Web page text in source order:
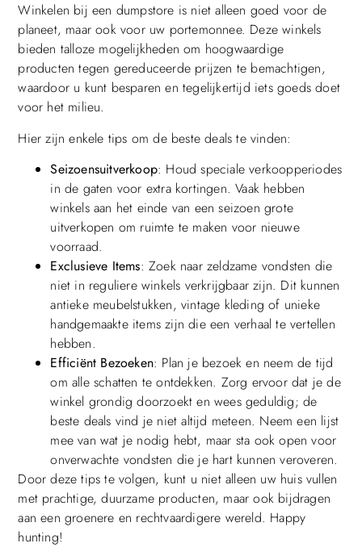
Winkelen bij een dumpstore is niet alleen goed voor de
planeet, maar ook voor uw portemonnee. Deze winkels
bieden talloze mogelijkheden om hoogwaardige
producten tegen gereduceerde prijzen te bemachtigen,
waardoor u kunt besparen en tegelijkertijd iets goeds doet
voor het milieu.
Hier zijn enkele tips om de beste deals te vinden:
Seizoensuitverkoop: Houd speciale verkoopperiodes
in de gaten voor extra kortingen. Vaak hebben
winkels aan het einde van een seizoen grote
uitverkopen om ruimte te maken voor nieuwe
voorraad.
Exclusieve Items: Zoek naar zeldzame vondsten die
niet in reguliere winkels verkrijgbaar zijn. Dit kunnen
antieke meubelstukken, vintage kleding of unieke
handgemaakte items zijn die een verhaal te vertellen
hebben.
Efficiënt Bezoeken: Plan je bezoek en neem de tijd
om alle schatten te ontdekken. Zorg ervoor dat je de
winkel grondig doorzoekt en wees geduldig; de
beste deals vind je niet altijd meteen. Neem een lijst
mee van wat je nodig hebt, maar sta ook open voor
onverwachte vondsten die je hart kunnen veroveren.
Door deze tips te volgen, kunt u niet alleen uw huis vullen
met prachtige, duurzame producten, maar ook bijdragen
aan een groenere en rechtvaardigere wereld. Happy
hunting!